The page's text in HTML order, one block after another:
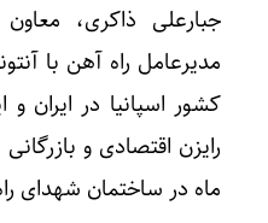
جبارعلی ذاکری،
مدیرعامل راه آهن با
کشور اسپانیا در ایران و
ماه در ساختمان شهدای